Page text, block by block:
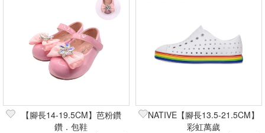
【腳長14-19.5CM】芭粉鑽
鑽．包鞋
NATIVE【腳長13.5-21.5CM】
彩虹萬歲